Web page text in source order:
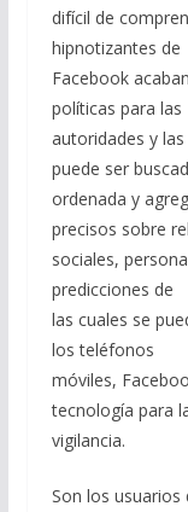
difícil de
hipnotizantes de
Facebook
políticas para las
autoridades y
puede ser
ordenada y
precisos sobre
sociales,
predicciones de
las cuales se
los teléfonos
móviles,
tecnología para
vigilancia.
Son los